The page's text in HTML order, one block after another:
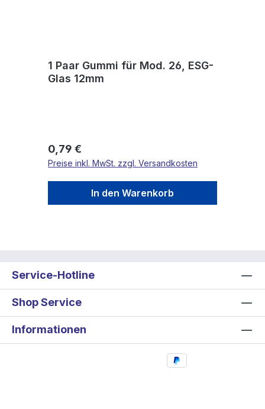
1 Paar Gummi für Mod. 26, ESG-
Glas 12mm
Regulärer Preis:
0,79 €
Preise inkl. MwSt. zzgl. Versandkosten
In den Warenkorb
Service-Hotline
Shop Service
Informationen